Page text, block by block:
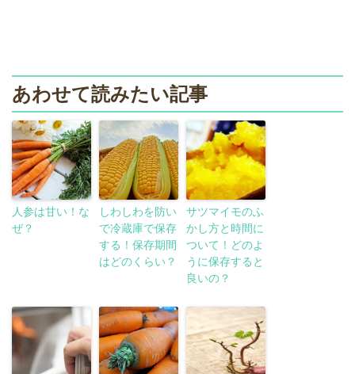
あわせて読みたい記事
人参は甘い！な
ぜ？
しわしわを防い
で冷蔵庫で保存
する！保存期間
はどのくらい？
サツマイモのふ
かし方と時間に
ついて！どのよ
うに保存すると
良いの？